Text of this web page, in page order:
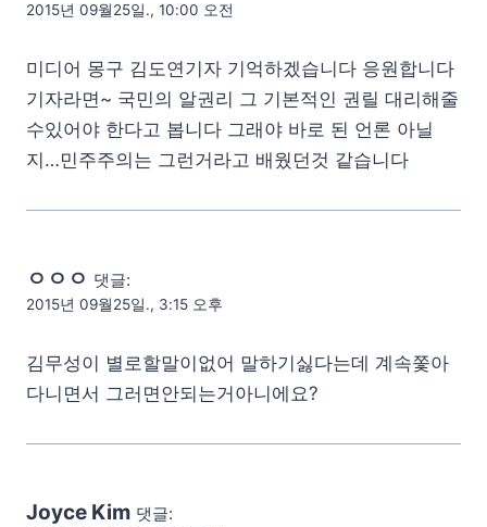
2015년 09월25일., 10:00 오전
미디어 몽구 김도연기자 기억하겠습니다 응원합니다
기자라면~ 국민의 알권리 그 기본적인 권릴 대리해줄
수있어야 한다고 봅니다 그래야 바로 된 언론 아닐
지…민주주의는 그런거라고 배웠던것 같습니다
ㅇㅇㅇ 댓글:
2015년 09월25일., 3:15 오후
김무성이 별로할말이없어 말하기싫다는데 계속쫓아
다니면서 그러면안되는거아니에요?
Joyce Kim 댓글: